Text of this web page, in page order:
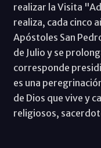
realizar la Visita
realiza, cada cinco
Apóstoles San
de Julio y se
corresponde
es una
de Dios que vive y
religiosos,